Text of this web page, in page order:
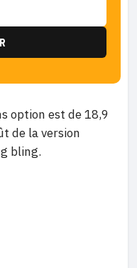
option est de 18,9
de la version
bling.